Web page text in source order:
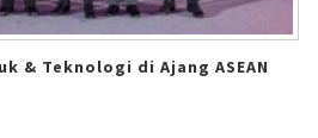
& Teknologi di Ajang ASEAN